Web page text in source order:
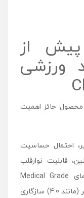
از
ورزشی
محصول حائز اهمیت
احتمال حساسیت
قابلیت نوارقلب
(ECG) این محصول صرفاً برای سنسورهای Medical Grade
طراحی شده است و با نسل‌ های قدیمی ‌تر (مانند 4.0) سازگاری